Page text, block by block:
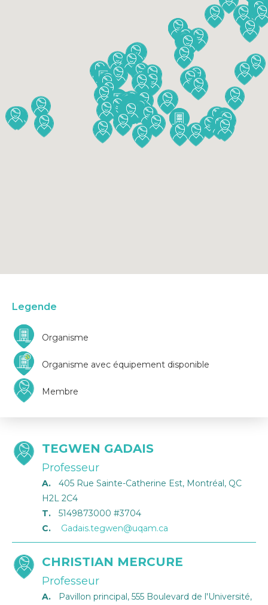
CARTE
INTERACTIVE
Legende
Organisme
Organisme avec équipement disponible
Membre
TEGWEN GADAIS
Professeur
A.
405 Rue Sainte-Catherine Est, Montréal, QC
H2L 2C4
T.
5149873000 #3704
C.
Gadais.tegwen@uqam.ca
CHRISTIAN MERCURE
Professeur
A.
Pavillon principal, 555 Boulevard de l'Université,